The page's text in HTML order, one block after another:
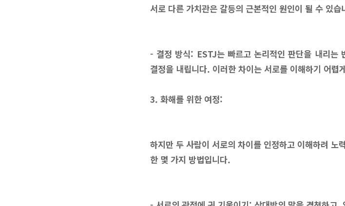
서로 다른 가치관은 갈등의 근본적인 원인이 될 수 있습
- 결정 방식: ESTJ는 빠르고 논리적인 판단을 내리는
결정을 내립니다. 이러한 차이는 서로를 이해하기 어렵
3. 화해를 위한 여정:
하지만 두 사람이 서로의 차이를 인정하고 이해하려
한 몇 가지 방법입니다.